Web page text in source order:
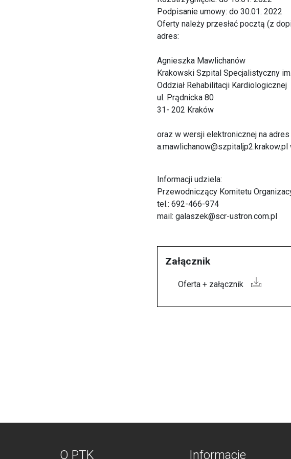
Podpisanie umowy: do 30.01. 2022
Oferty należy przesłać pocztą (z
adres:
Agnieszka Mawlichanów
Krakowski Szpital Specjalistyczny im.
Oddział Rehabilitacji Kardiologicznej
ul. Prądnicka 80
31- 202 Kraków
oraz w wersji elektronicznej na adres
Informacji udziela:
Przewodniczący Komitetu
tel.: 692-466-974
mail: galaszek@scr-ustron.com.pl
Załącznik
Oferta + załącznik
O PTK Informacje